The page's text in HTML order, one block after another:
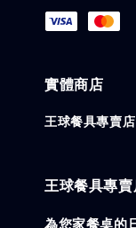
實體商店
王球餐具專賣店
王球餐具專賣
為您家餐桌的